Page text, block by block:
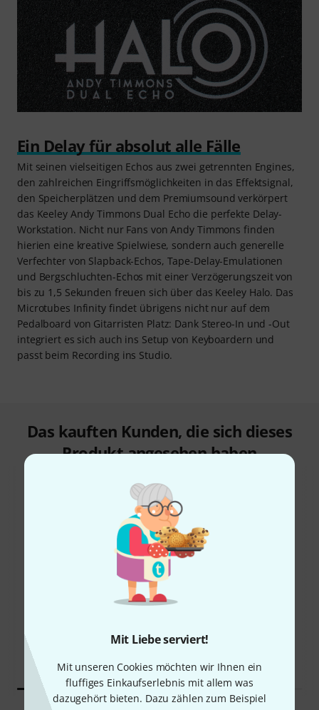
Mit Liebe serviert!
Mit unseren Cookies möchten wir Ihnen ein
fluffiges Einkaufserlebnis mit allem was
dazugehört bieten. Dazu zählen zum Beispiel
Ein Delay für absolut alle Fälle
Mit seinen vielseitigen Echos aus zwei getrennten Engines,
den zahlreichen Eingriffsmöglichkeiten in das Effektsignal,
den Speicherplätzen und dem Premiumsound verkörpert
das Keeley Andy Timmons Dual Echo die perfekte Delay-
Workstation. Nicht nur Fans von Andy Timmons finden
hierien eine kreative Spielwiese, sondern auch generelle
Verfechter von Slapback-Echos, Tape-Delay-Emulationen
und Bergschluchten-Echos mit einer Verzögerungszeit von
bis zu 1,5 Sekunden freuen sich über das Keeley Halo. Das
Microtubes Infinity findet übrigens nicht nur auf dem
Pedalboard von Gitarristen Platz: Dank Stereo-In und -Out
integriert es sich auch ins Setup von Keyboardern und
passt beim Recording ins Studio.
Das kauften Kunden, die sich dieses
Produkt angesehen haben
45%
Timmons Echo
389 €